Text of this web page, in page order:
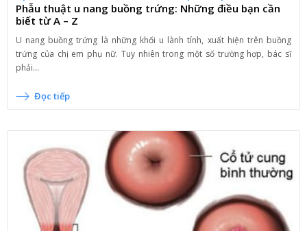
Phẫu thuật u nang buồng trứng: Những điều bạn cần
biết từ A – Z
U nang buồng trứng là những khối u lành tính, xuất hiện trên buồng
trứng của chị em phụ nữ. Tuy nhiên trong một số trường hợp, bác sĩ
phải...
Đọc tiếp